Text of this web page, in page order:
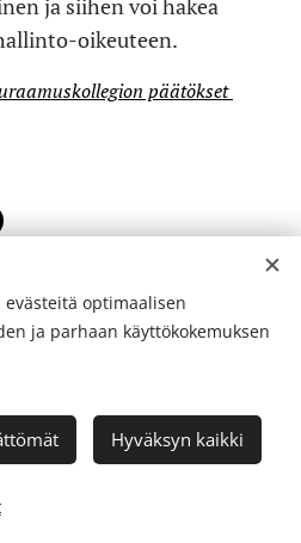
ja siihen voi hakea
oikeuteen.
päätökset
2342-3439
evästeitä optimaalisen
ja parhaan käyttökokemuksen
Hyväksyn kaikki